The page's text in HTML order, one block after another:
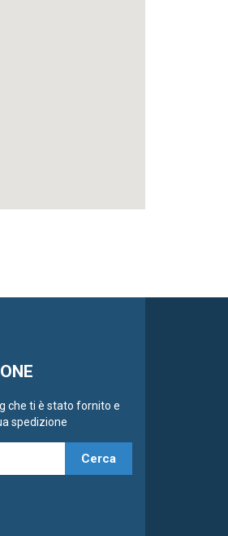
che ti è stato fornito e
spedizione
Cerca